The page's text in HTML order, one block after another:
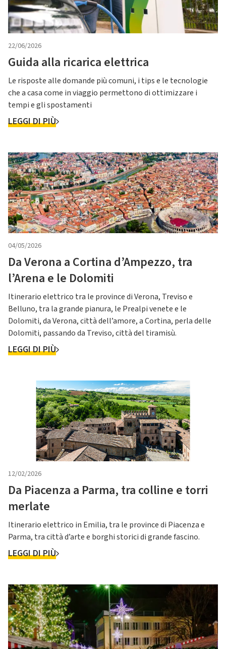
22/06/2026
Guida alla ricarica elettrica
Le risposte alle domande più comuni, i tips e le tecnologie
che a casa come in viaggio permettono di ottimizzare i
tempi e gli spostamenti
LEGGI DI PIÙ
04/05/2026
Da Verona a Cortina d’Ampezzo, tra
l’Arena e le Dolomiti
Itinerario elettrico tra le province di Verona, Treviso e
Belluno, tra la grande pianura, le Prealpi venete e le
Dolomiti, da Verona, città dell’amore, a Cortina, perla delle
Dolomiti, passando da Treviso, città del tiramisù.
LEGGI DI PIÙ
12/02/2026
Da Piacenza a Parma, tra colline e torri
merlate
Itinerario elettrico in Emilia, tra le province di Piacenza e
Parma, tra città d’arte e borghi storici di grande fascino.
LEGGI DI PIÙ